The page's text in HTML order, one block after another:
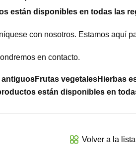
están disponibles en todas las
con nosotros. Estamos aquí
en contacto.
antiguosFrutas vegetalesHierbas
están disponibles en
Volver a la lista